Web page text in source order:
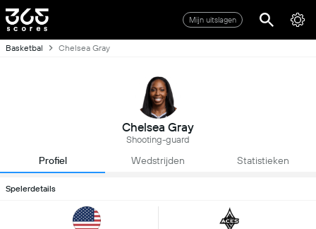
Mijn uitslagen
Basketbal Chelsea Gray
Chelsea Gray
Shooting-guard
Profiel Wedstrijden Statistieken
Spelerdetails